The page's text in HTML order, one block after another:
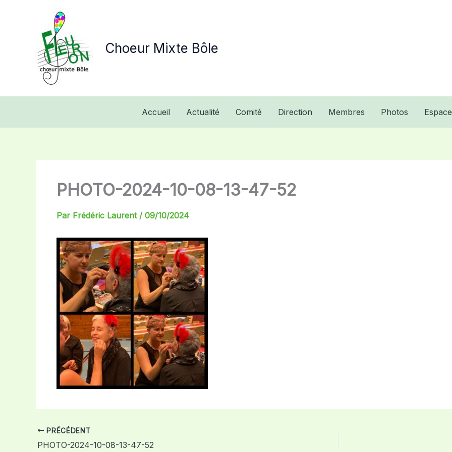
Choeur Mixte Bôle
Accueil Actualité Comité Direction Membres Photos
PHOTO-2024-10-08-13-47-52
Par Frédéric Laurent / 09/10/2024
PRÉCÉDENT
PHOTO-2024-10-08-13-47-52